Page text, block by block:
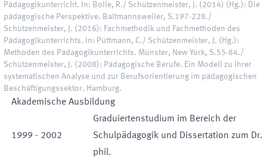
Pädagogikunterricht. In: Bolle, R./ Schützenmeister, J. (2014) (Hg.): Die
pädagogische Perspektive. Baltmannsweiler, S.197-228./
Schützenmeister, J. (2016): Fachmethodik und Fachmethoden des
Pädagogikunterrichts. In: Püttmann, C./ Schützenmeister, J. (Hg.):
Methoden des Pädagogikunterrichts. Münster, New York, S.55-84./
Schützenmeister, J. (2008): Pädagogische Berufe. Ein Modell zu ihrer
systematischen Analyse und zur Berufsorientierung im pädagogischen
Beschäftigungssektor. Hamburg.
Akademische Ausbildung
1999 - 2002
Graduiertenstudium im Bereich der
Schulpädagogik und Dissertation zum Dr.
phil.